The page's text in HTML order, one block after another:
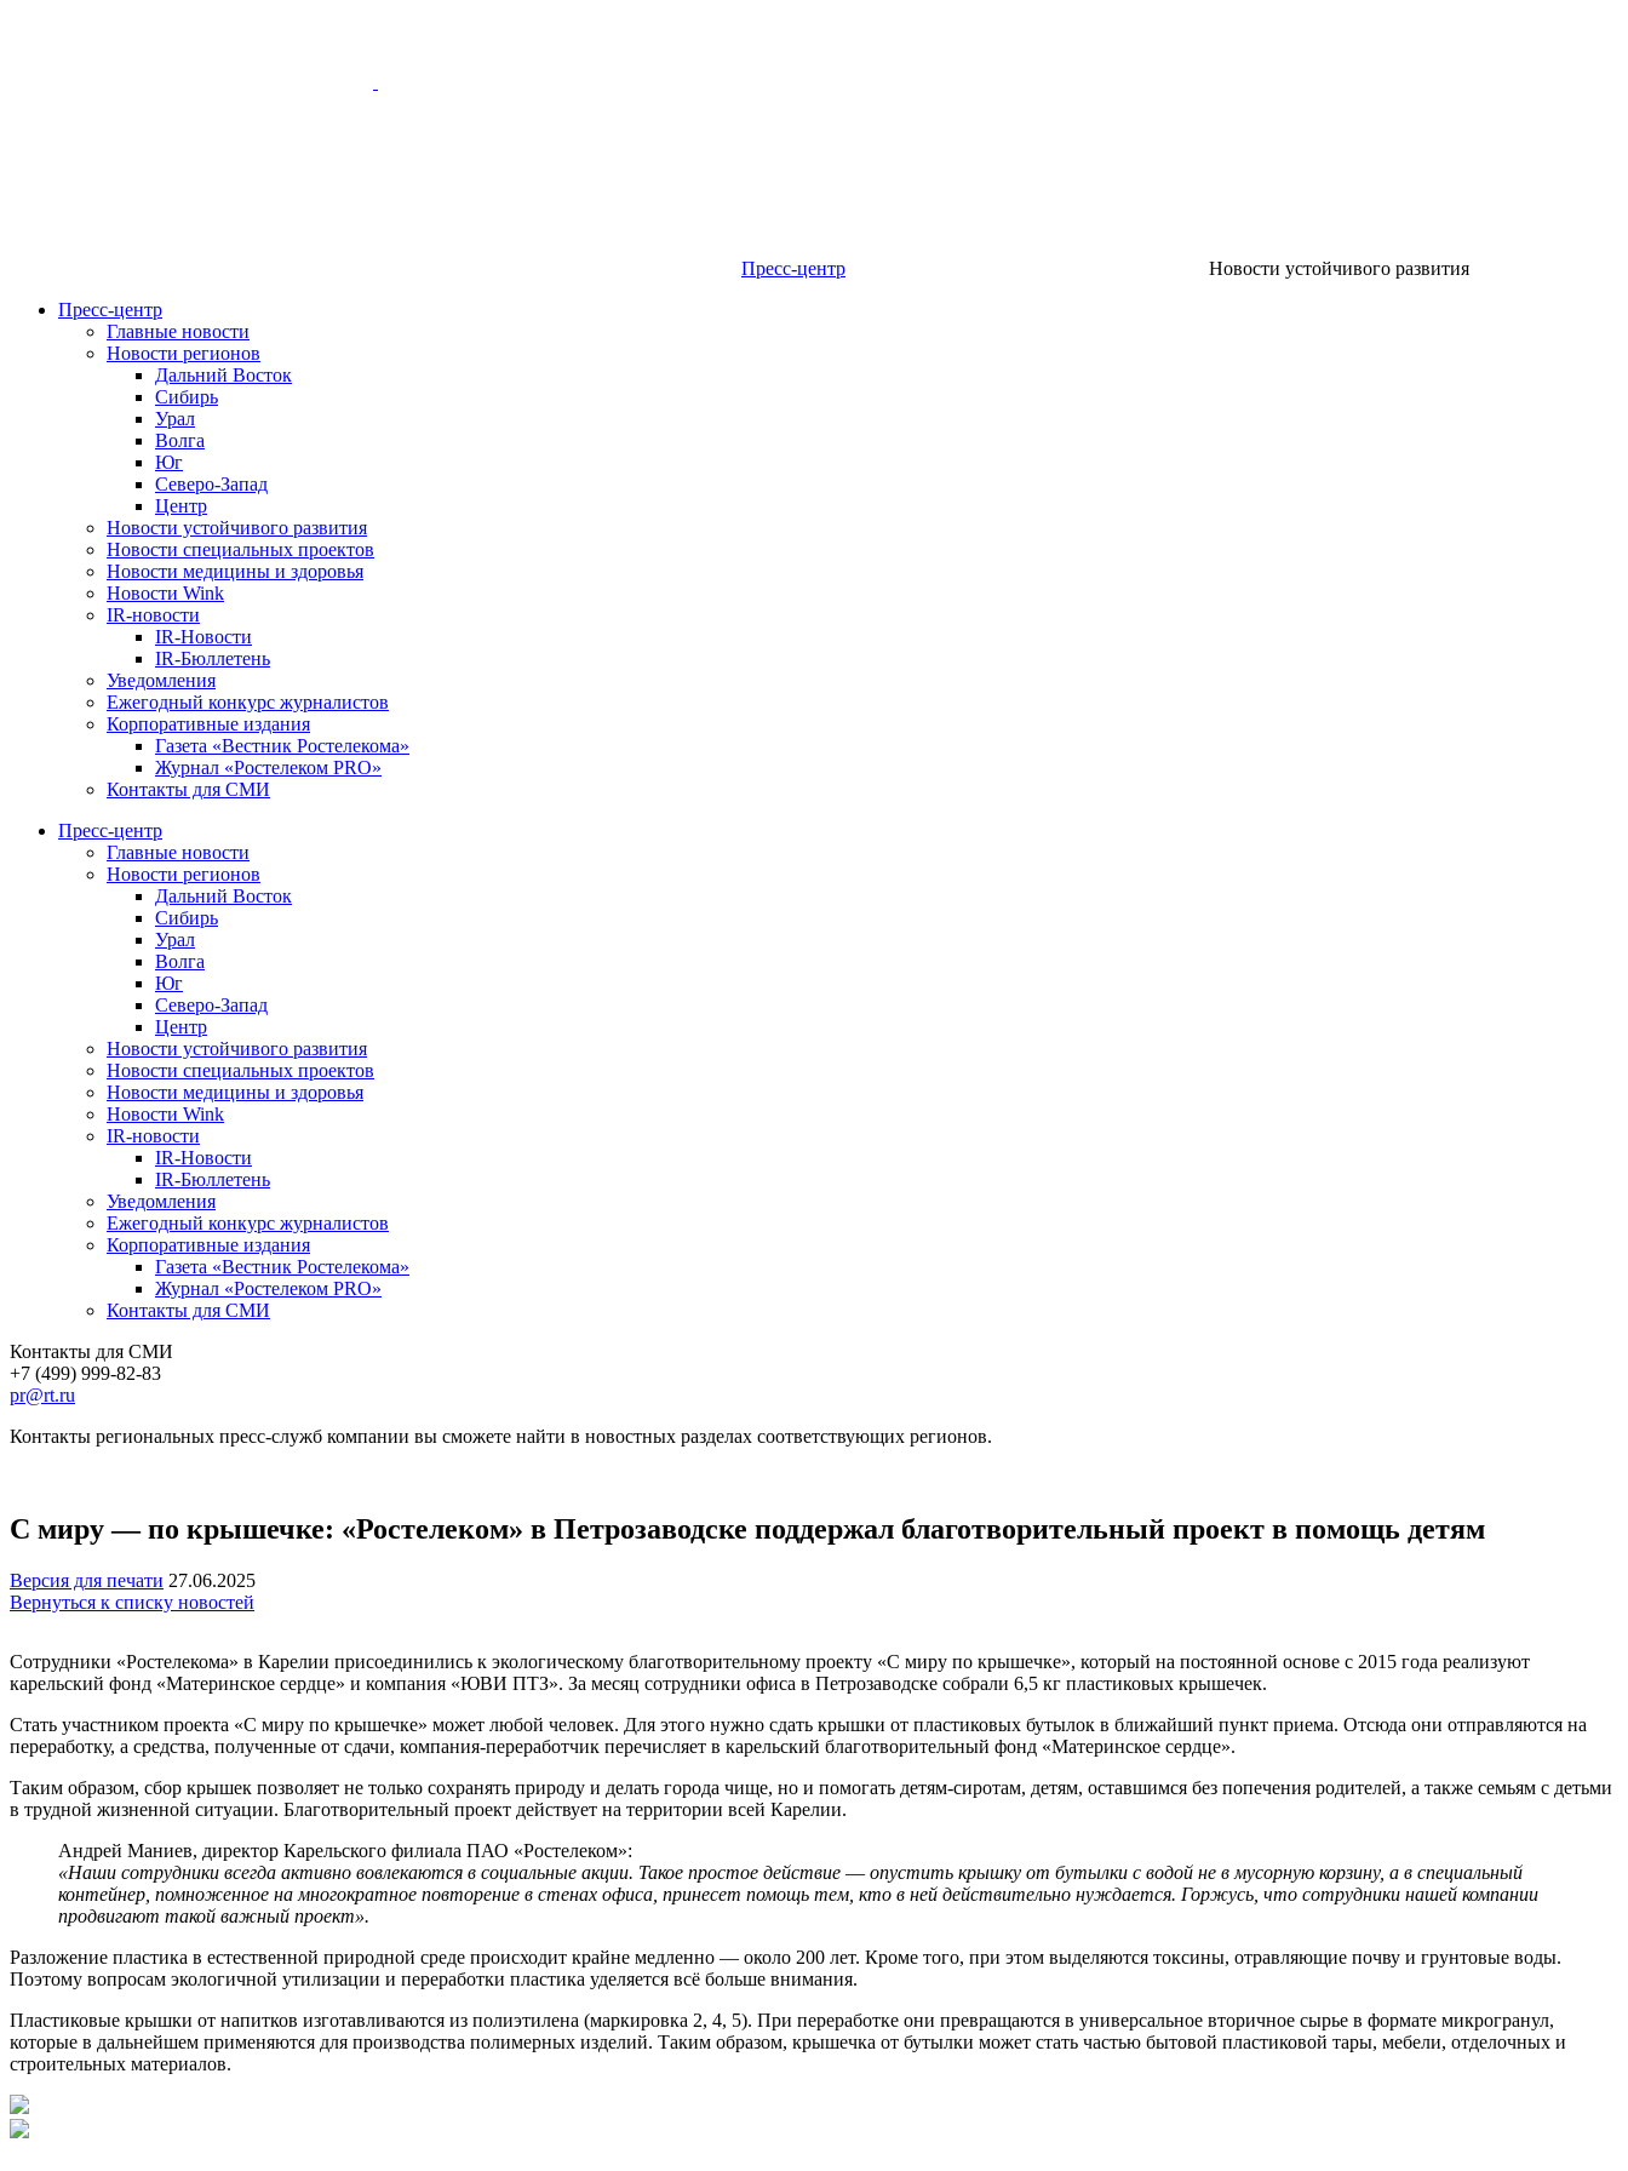
Пресс-центр
Новости устойчивого развития
Пресс-центр
Главные новости
Новости регионов
Дальний Восток
Сибирь
Урал
Волга
Юг
Северо-Запад
Центр
Новости устойчивого развития
Новости специальных проектов
Новости медицины и здоровья
Новости Wink
IR-новости
IR-Новости
IR-Бюллетень
Уведомления
Ежегодный конкурс журналистов
Корпоративные издания
Газета «Вестник Ростелекома»
Журнал «Ростелеком PRO»
Контакты для СМИ
Пресс-центр
Главные новости
Новости регионов
Дальний Восток
Сибирь
Урал
Волга
Юг
Северо-Запад
Центр
Новости устойчивого развития
Новости специальных проектов
Новости медицины и здоровья
Новости Wink
IR-новости
IR-Новости
IR-Бюллетень
Уведомления
Ежегодный конкурс журналистов
Корпоративные издания
Газета «Вестник Ростелекома»
Журнал «Ростелеком PRO»
Контакты для СМИ
Контакты для СМИ
+7 (499) 999-82-83
pr@rt.ru
Контакты региональных пресс-служб компании вы сможете найти в новостных разделах соответствующих регионов.
С миру — по крышечке: «Ростелеком» в Петрозаводске поддержал благотворительный проект в помощь детям
Версия для печати 27.06.2025
Вернуться к списку новостей
Сотрудники «Ростелекома» в Карелии присоединились к экологическому благотворительному проекту «С миру по крышечке», который на постоянной основе с 2015 года реализуют
карельский фонд «Материнское сердце» и компания «ЮВИ ПТЗ». За месяц сотрудники офиса в Петрозаводске собрали 6,5 кг пластиковых крышечек.
Стать участником проекта «С миру по крышечке» может любой человек. Для этого нужно сдать крышки от пластиковых бутылок в ближайший пункт приема. Отсюда они отправляются на
переработку, а средства, полученные от сдачи, компания-переработчик перечисляет в карельский благотворительный фонд «Материнское сердце».
Таким образом, сбор крышек позволяет не только сохранять природу и делать города чище, но и помогать детям-сиротам, детям, оставшимся без попечения родителей, а также семьям с детьми
в трудной жизненной ситуации. Благотворительный проект действует на территории всей Карелии.
Андрей Маниев, директор Карельского филиала ПАО «Ростелеком»:
«Наши сотрудники всегда активно вовлекаются в социальные акции. Такое простое действие — опустить крышку от бутылки с водой не в мусорную корзину, а в специальный
контейнер, помноженное на многократное повторение в стенах офиса, принесет помощь тем, кто в ней действительно нуждается. Горжусь, что сотрудники нашей компании
продвигают такой важный проект».
Разложение пластика в естественной природной среде происходит крайне медленно — около 200 лет. Кроме того, при этом выделяются токсины, отравляющие почву и грунтовые воды.
Поэтому вопросам экологичной утилизации и переработки пластика уделяется всё больше внимания.
Пластиковые крышки от напитков изготавливаются из полиэтилена (маркировка 2, 4, 5). При переработке они превращаются в универсальное вторичное сырье в формате микрогранул,
которые в дальнейшем применяются для производства полимерных изделий. Таким образом, крышечка от бутылки может стать частью бытовой пластиковой тары, мебели, отделочных и
строительных материалов.